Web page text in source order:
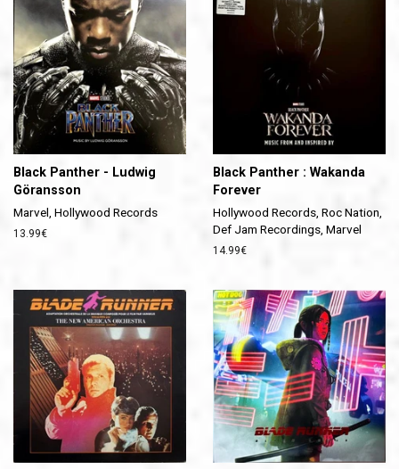
Black Panther - Ludwig
Göransson
Marvel, Hollywood Records
Prix
13.99€
Black Panther : Wakanda
Forever
Hollywood Records, Roc Nation,
Def Jam Recordings, Marvel
Prix
14.99€